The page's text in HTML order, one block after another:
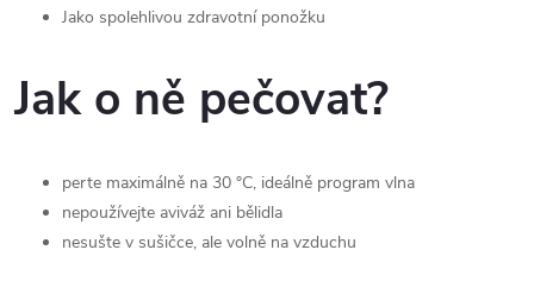
Jako spolehlivou zdravotní ponožku
Jak o ně pečovat?
perte maximálně na 30 °C, ideálně program vlna
nepoužívejte aviváž ani bělidla
nesušte v sušičce, ale volně na vzduchu